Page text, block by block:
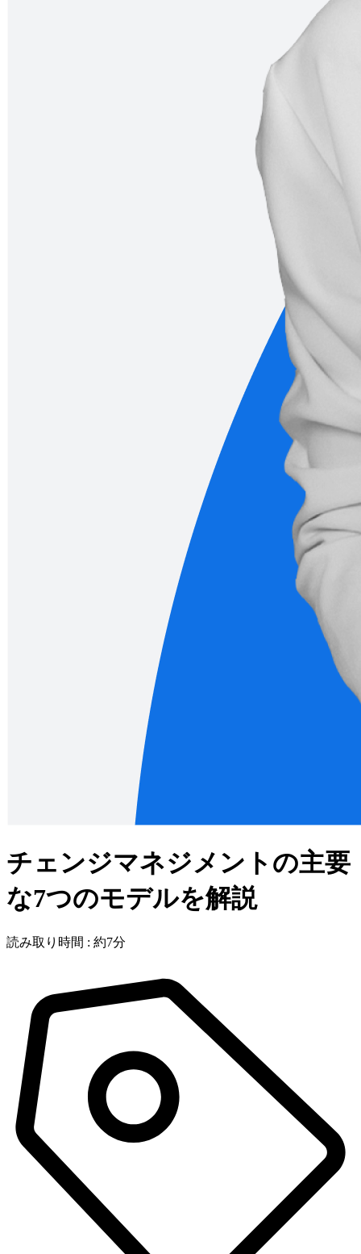
チェンジマネジメントの主要
な7つのモデルを解説
読み取り時間 : 約7分